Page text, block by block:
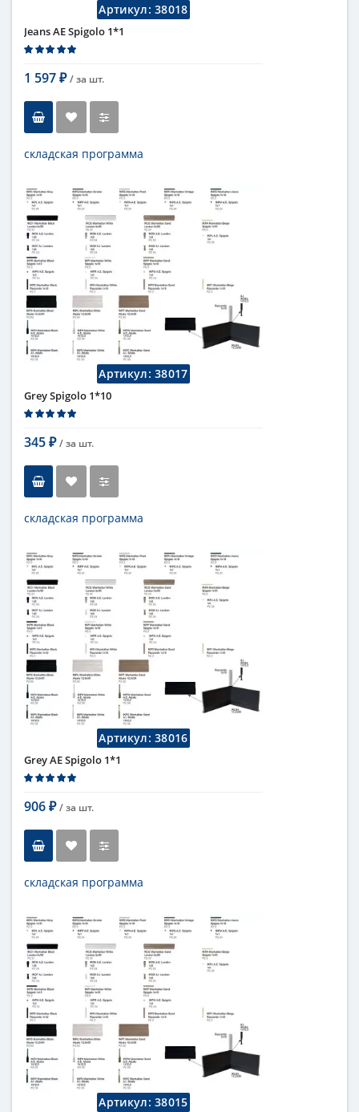
Артикул:38018
Jeans AE Spigolo 1*1
1 597 ₽ / за шт.
складская программа
Длина
1 см
Высота
1 см
Цвет
синий,темный
Страна
Италия
Поверхность
глянцевая
Коллекция
Fap Ceramiche
Артикул:38017
Grey Spigolo 1*10
345 ₽ / за шт.
складская программа
Длина
1 см
Высота
10 см
Цвет
серый
Страна
Италия
Поверхность
глянцевая
Коллекция
Fap Ceramiche
Артикул:38016
Grey AE Spigolo 1*1
906 ₽ / за шт.
складская программа
Длина
1 см
Высота
1 см
Цвет
серый
Страна
Италия
Поверхность
глянцевая
Коллекция
Fap Ceramiche
Артикул:38015